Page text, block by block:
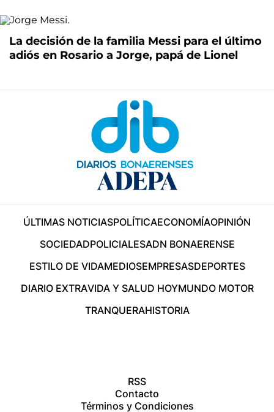
La decisión de la familia Messi para el último
adiós en Rosario a Jorge, papá de Lionel
ÚLTIMAS NOTICIASPOLÍTICAECONOMÍAOPINIÓN
SOCIEDADPOLICIALESADN BONAERENSE
ESTILO DE VIDAMEDIOSEMPRESASDEPORTES
DIARIO EXTRAVIDA Y SALUD HOYMUNDO MOTOR
TRANQUERAHISTORIA
RSS
Contacto
Términos y Condiciones